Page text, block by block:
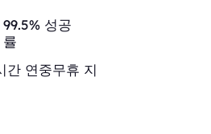
99.5% 성공
률
간 연중무휴 지